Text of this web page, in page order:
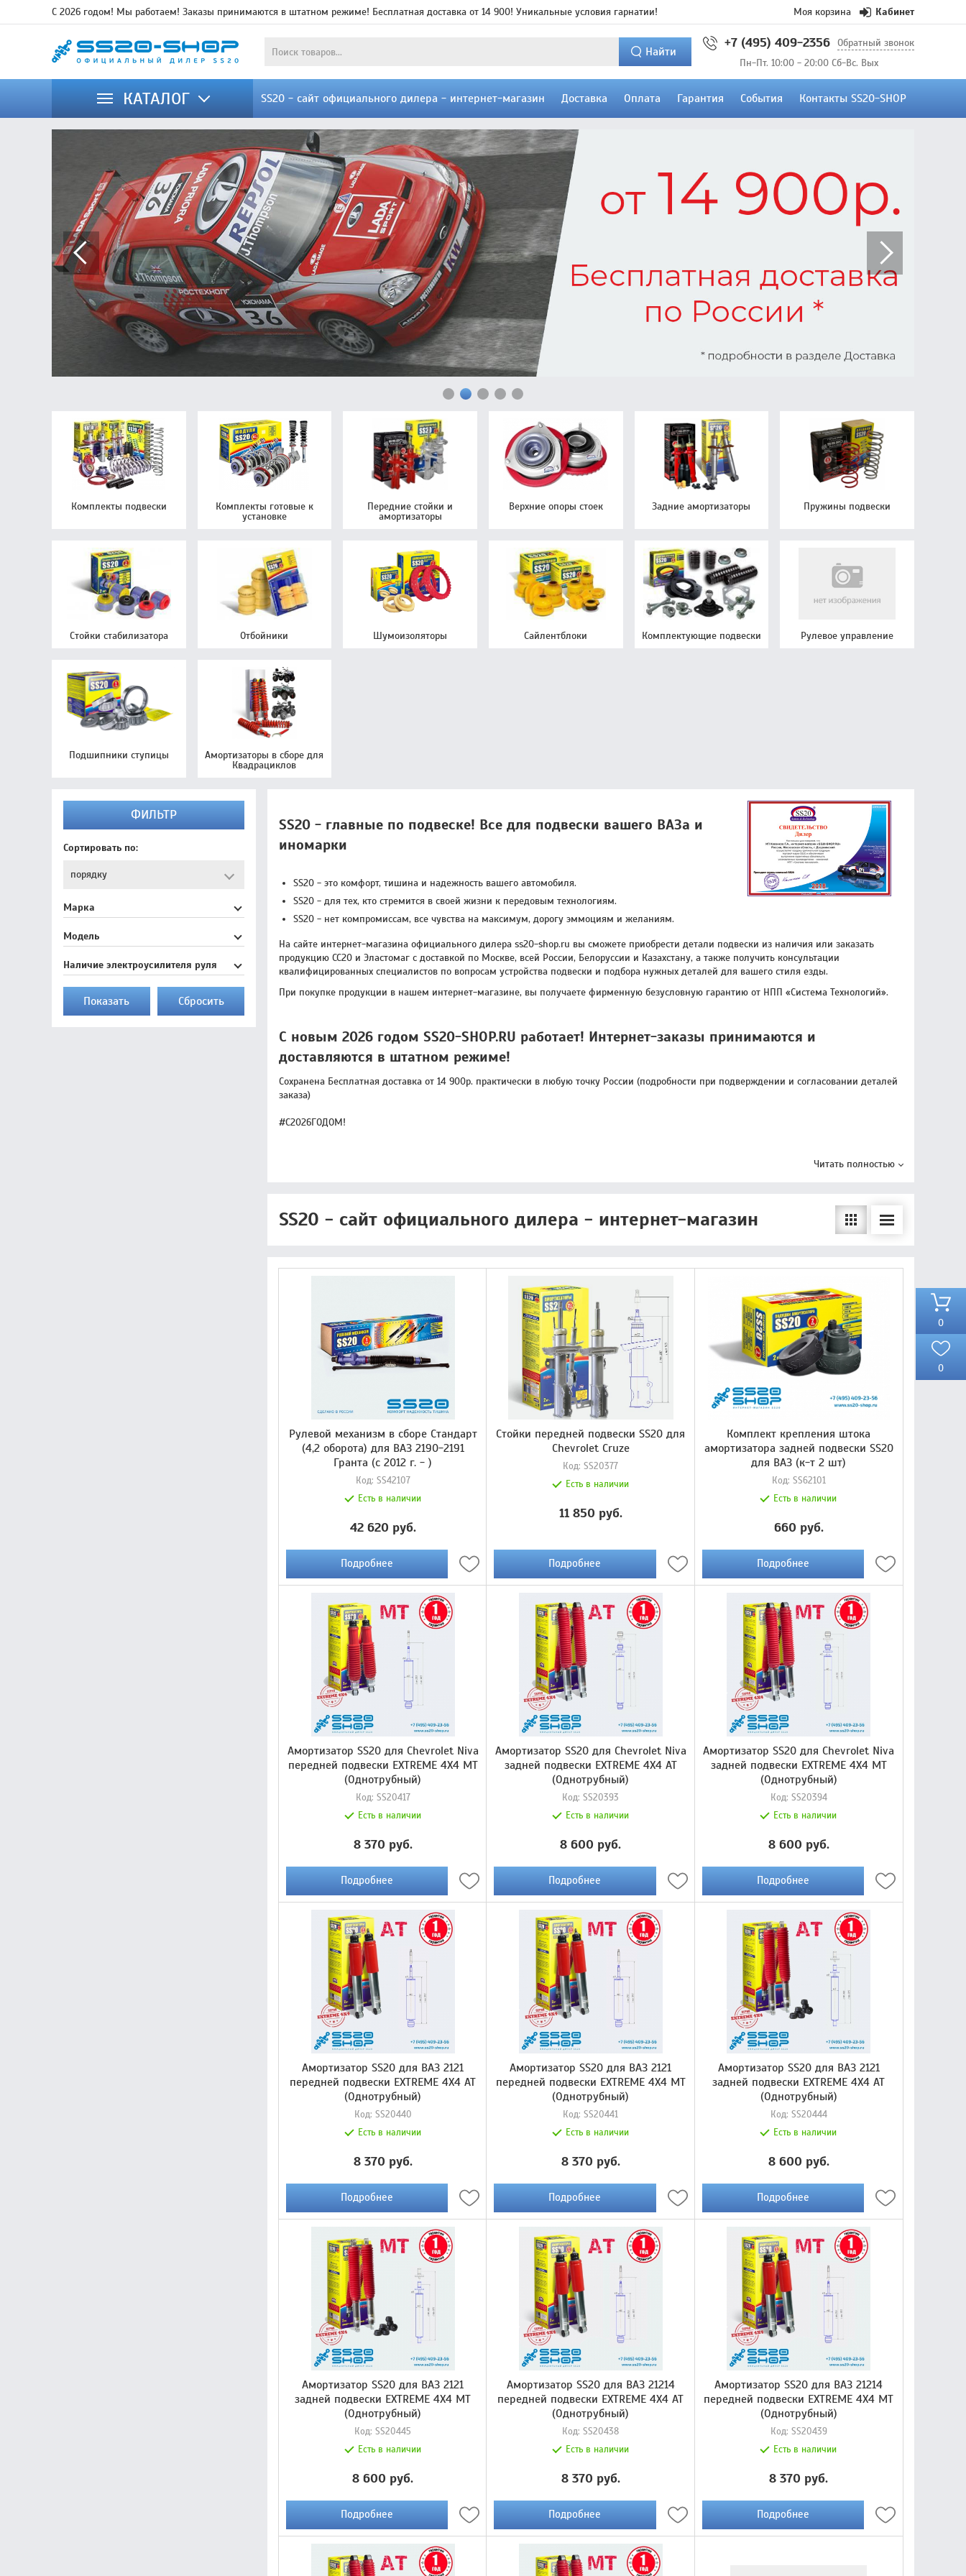
С 2026 годом! Мы работаем! Заказы принимаются в штатном режиме! Бесплатная доставка от 14 900! Уникальные условия гарнатии! Моя корзина Кабинет
Найти
+7 (495) 409-2356 Обратный звонок
Пн-Пт. 10:00 - 20:00 Сб-Вс. Вых
КАТАЛОГ SS20 - сайт официального дилера - интернет-магазин Доставка Оплата Гарантия События Контакты SS20-SHOP
0
0
Комплекты подвески
Комплекты готовые к
установке
Передние стойки и
амортизаторы
Верхние опоры стоек Задние амортизаторы Пружины подвески
Стойки стабилизатора Отбойники Шумоизоляторы Сайлентблоки Комплектующие подвески Рулевое управление
Подшипники ступицы
Амортизаторы в сборе для
Квадрациклов
ФИЛЬТР
Сортировать по:
Марка
Модель
Наличие электроусилителя руля
Показать Cбросить
SS20 - главные по подвеске! Все для подвески вашего ВАЗа и
иномарки
SS20 - это комфорт, тишина и надежность вашего автомобиля.
SS20 - для тех, кто стремится в своей жизни к передовым технологиям.
SS20 - нет компромиссам, все чувства на максимум, дорогу эммоциям и желаниям.
На сайте интернет-магазина официального дилера ss20-shop.ru вы сможете приобрести детали подвески из наличия или заказать
продукцию CC20 и Эластомаг с доставкой по Москве, всей России, Белоруссии и Казахстану, а также получить консультации
квалифицированных специалистов по вопросам устройства подвески и подбора нужных деталей для вашего стиля езды.
При покупке продукции в нашем интернет-магазине, вы получаете фирменную безусловную гарантию от НПП «Система Технологий».
С новым 2026 годом SS20-SHOP.RU работает! Интернет-заказы принимаются и
доставляются в штатном режиме!
Сохранена Бесплатная доставка от 14 900р. практически в любую точку России (подробности при подверждении и согласовании деталей
заказа)
#С2026ГОДОМ!
Читать полностью
SS20 - сайт официального дилера - интернет-магазин
Рулевой механизм в сборе Стандарт
(4,2 оборота) для ВАЗ 2190-2191
Гранта (с 2012 г. - )
Код: SS42107
Есть в наличии
42 620 руб.
Подробнее
Стойки передней подвески SS20 для
Chevrolet Cruze
Код:SS20377
Есть в наличии
11 850 руб.
Подробнее
Комплект крепления штока
амортизатора задней подвески SS20
для ВАЗ (к-т 2 шт)
Код: SS62101
Есть в наличии
660 руб.
Подробнее
Амортизатор SS20 для Chevrolet Niva
передней подвески EXTREME 4X4 МТ
(Однотрубный)
Код: SS20417
Есть в наличии
8 370 руб.
Подробнее
Амортизатор SS20 для Chevrolet Niva
задней подвески EXTREME 4X4 AT
(Однотрубный)
Код:SS20393
Есть в наличии
8 600 руб.
Подробнее
Амортизатор SS20 для Chevrolet Niva
задней подвески EXTREME 4X4 МТ
(Однотрубный)
Код: SS20394
Есть в наличии
8 600 руб.
Подробнее
Амортизатор SS20 для ВАЗ 2121
передней подвески EXTREME 4X4 AT
(Однотрубный)
Код: SS20440
Есть в наличии
8 370 руб.
Подробнее
Амортизатор SS20 для ВАЗ 2121
передней подвески EXTREME 4X4 МТ
(Однотрубный)
Код:SS20441
Есть в наличии
8 370 руб.
Подробнее
Амортизатор SS20 для ВАЗ 2121
задней подвески EXTREME 4X4 AT
(Однотрубный)
Код: SS20444
Есть в наличии
8 600 руб.
Подробнее
Амортизатор SS20 для ВАЗ 2121
задней подвески EXTREME 4X4 МТ
(Однотрубный)
Код:SS20445
Есть в наличии
8 600 руб.
Подробнее
Амортизатор SS20 для ВАЗ 21214
передней подвески EXTREME 4X4 AT
(Однотрубный)
Код:SS20438
Есть в наличии
8 370 руб.
Подробнее
Амортизатор SS20 для ВАЗ 21214
передней подвески EXTREME 4X4 МТ
(Однотрубный)
Код: SS20439
Есть в наличии
8 370 руб.
Подробнее